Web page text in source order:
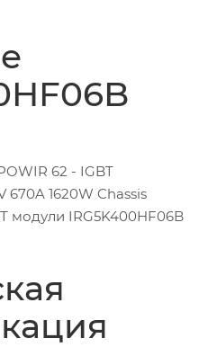
62 - IGBT
1620W Chassis
модули IRG5K400HF06B